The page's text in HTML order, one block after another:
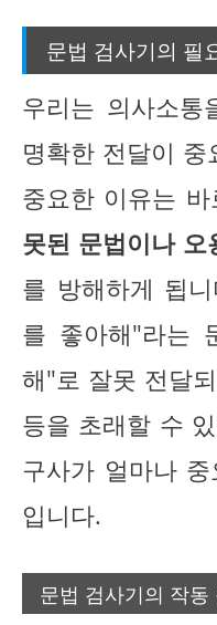
문법 검사기의 필
우리는 의사소
명확한 전달이
중요한 이유는
못된 문법이나 오
를 방해하게 됩
를 좋아해"라는
해"로 잘못 전달
등을 초래할 수
구사가 얼마나
입니다.
문법 검사기의 작동